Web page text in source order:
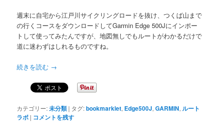
週末に自宅から江戸川サイクリングロードを抜け、つくば山まで
の行くコースをダウンロードしてGarmin Edge 500Jにインポー
トして使ってみたんですが、地図無しでもルートがわかるだけで
道に迷わずはしれるものですね。
続きを読む →
カテゴリー:未分類 | タグ:bookmarklet, Edge500J,GARMIN, ルート
ラボ | コメントを残す